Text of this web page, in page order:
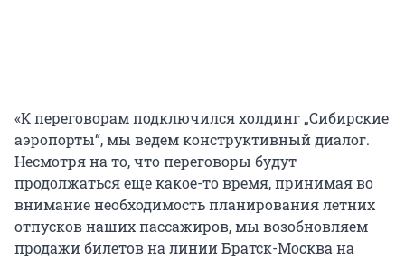
«К переговорам подключился холдинг „Сибирские
аэропорты“, мы ведем конструктивный диалог.
Несмотря на то, что переговоры будут
продолжаться еще какое-то время, принимая во
внимание необходимость планирования летних
отпусков наших пассажиров, мы возобновляем
продажи билетов на линии Братск-Москва на